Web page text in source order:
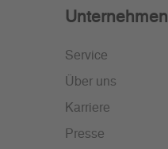
Unternehmen
Service
Über uns
Karriere
Presse